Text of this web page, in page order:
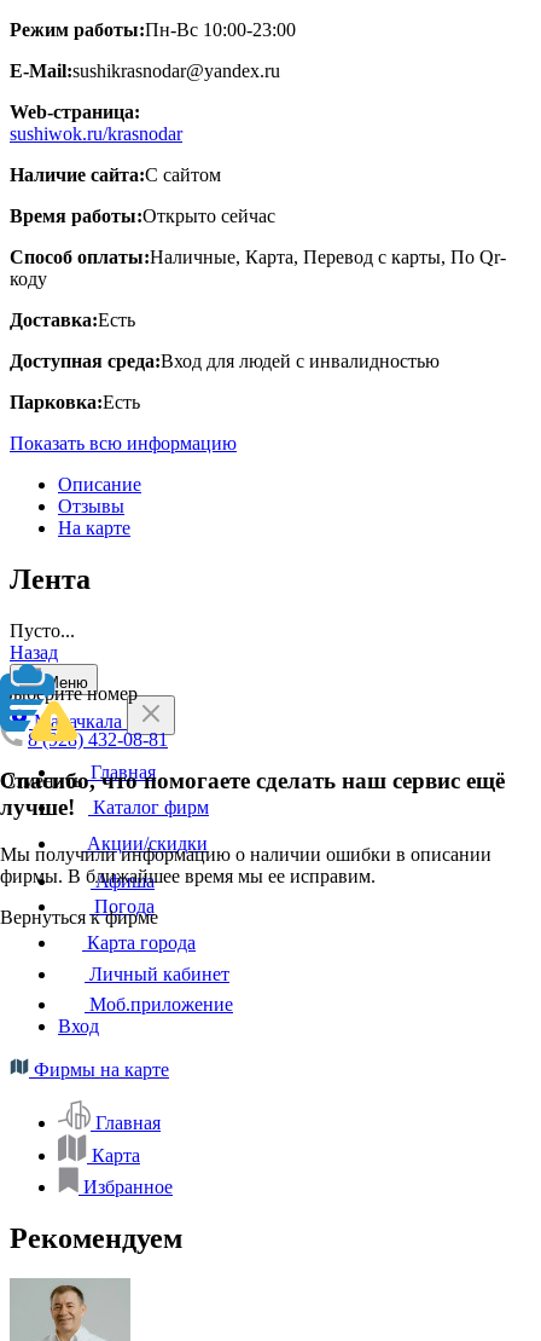
Режим работы:Пн-Вс 10:00-23:00
E-Mail:sushikrasnodar@yandex.ru
Web-страница:
sushiwok.ru/krasnodar
Наличие сайта:С сайтом
Время работы:Открыто сейчас
Способ оплаты:Наличные, Карта, Перевод с карты, По Qr-
коду
Доставка:Есть
Доступная среда:Вход для людей с инвалидностью
Парковка:Есть
Показать всю информацию
Описание
Отзывы
На карте
Лента
Пусто...
Назад
Выберите номер
8 (928) 432-08-81
Отменить
Спасибо, что помогаете сделать наш сервис ещё
лучше!
Мы получили информацию о наличии ошибки в описании
фирмы. В ближайшее время мы ее исправим.
Вернуться к фирме
Меню
Махачкала
Главная
Каталог фирм
Акции/скидки
Афиша
Погода
Карта города
Личный кабинет
Моб.приложение
Вход
Фирмы на карте
Главная
Карта
Избранное
Рекомендуем